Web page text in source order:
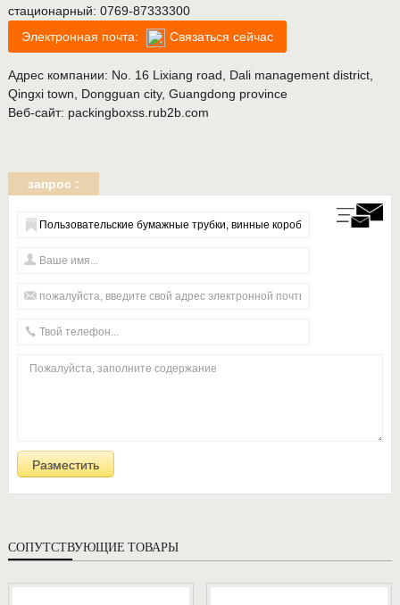
стационарный: 0769-87333300
Электронная почта:
Связаться сейчас
Адрес компании: No. 16 Lixiang road, Dali management district,
Qingxi town, Dongguan city, Guangdong province
Веб-сайт: packingboxss.rub2b.com
запрос :
СОПУТСТВУЮЩИЕ ТОВАРЫ